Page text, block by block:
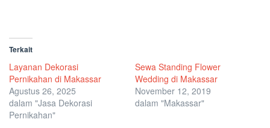
Terkait
Layanan Dekorasi
Pernikahan di Makassar
Agustus 26, 2025
dalam "Jasa Dekorasi
Pernikahan"
Sewa Standing Flower
Wedding di Makassar
November 12, 2019
dalam "Makassar"